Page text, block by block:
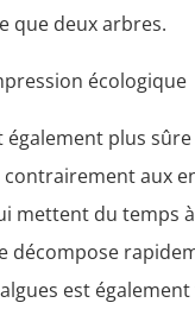
que deux arbres.
plus sûre
aux
mettent du temps
décompose
est